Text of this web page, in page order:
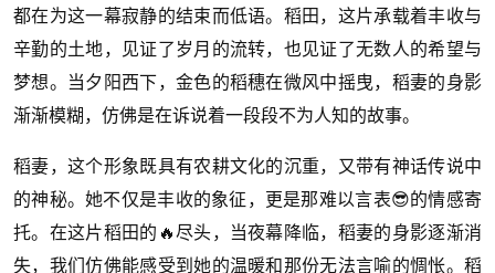
都在为这一幕寂静的结束而低语。稻田，这片承载着丰收与
辛勤的土地，见证了岁月的流转，也见证了无数人的希望与
梦想。当夕阳西下，金色的稻穗在微风中摇曳，稻妻的身影
渐渐模糊，仿佛是在诉说着一段段不为人知的故事。
稻妻，这个形象既具有农耕文化的沉重，又带有神话传说中
的神秘。她不仅是丰收的象征，更是那难以言表😎的情感寄
托。在这片稻田的🔥尽头，当夜幕降临，稻妻的身影逐渐消
失，我们仿佛能感受到她的温暖和那份无法言喻的惆怅。稻